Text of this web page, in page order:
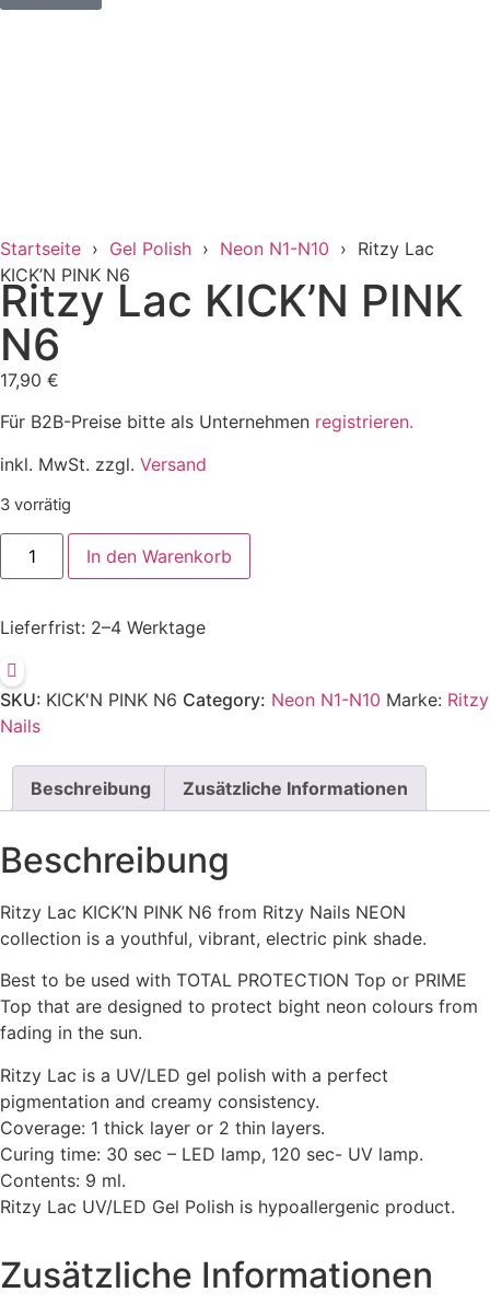
Startseite › Gel Polish › Neon N1-N10 › Ritzy Lac
KICK’N PINK N6
Ritzy Lac KICK’N PINK
N6
17,90 €
Für B2B-Preise bitte als Unternehmen registrieren.
inkl. MwSt. zzgl. Versand
3 vorrätig
In den Warenkorb
Lieferfrist: 2–4 Werktage
SKU: KICK'N PINK N6 Category: Neon N1-N10 Marke: Ritzy
Nails
Beschreibung Zusätzliche Informationen
Beschreibung
Ritzy Lac KICK’N PINK N6 from Ritzy Nails NEON
collection is a youthful, vibrant, electric pink shade.
Best to be used with TOTAL PROTECTION Top or PRIME
Top that are designed to protect bight neon colours from
fading in the sun.
Ritzy Lac is a UV/LED gel polish with a perfect
pigmentation and creamy consistency.
Coverage: 1 thick layer or 2 thin layers.
Curing time: 30 sec – LED lamp, 120 sec- UV lamp.
Contents: 9 ml.
Ritzy Lac UV/LED Gel Polish is hypoallergenic product.
Zusätzliche Informationen